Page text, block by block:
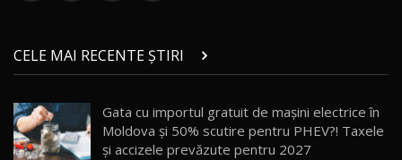
chinez care face lumea să se întoarcă după el
/ AutoBlog.MD
17:27
15 14:37
CELE MAI RECENTE ȘTIRI
Gata cu importul gratuit de mașini electrice în
Moldova și 50% scutire pentru PHEV?! Taxele
și accizele prevăzute pentru 2027